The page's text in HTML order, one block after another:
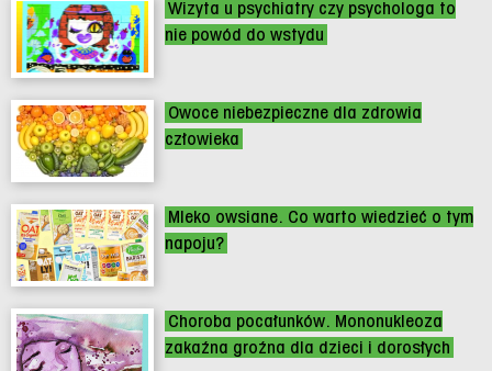
Wizyta u psychiatry czy psychologa to
nie powód do wstydu
Owoce niebezpieczne dla zdrowia
człowieka
Mleko owsiane. Co warto wiedzieć o tym
napoju?
Choroba pocałunków. Mononukleoza
zakaźna groźna dla dzieci i dorosłych